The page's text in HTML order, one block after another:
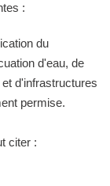
:
du
d'eau, de
d'infrastructures
permise.
citer :